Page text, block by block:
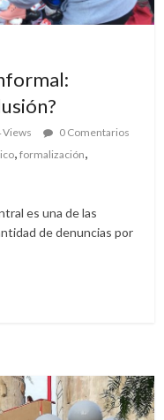
Views
0 Comentarios
,formalización
es una de las
de denuncias por